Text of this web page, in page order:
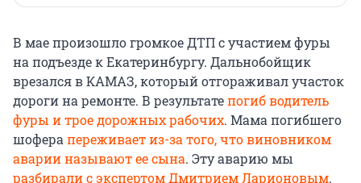
В мае произошло громкое ДТП с участием фуры
на подъезде к Екатеринбургу. Дальнобойщик
врезался в КАМАЗ, который отгораживал участок
дороги на ремонте. В результатепогиб водитель
фуры и трое дорожных рабочих. Мама погибшего
шофера переживает из-за того, что виновником
аварии называют ее сына. Эту аварию мы
разбирали с экспертом Дмитрием Ларионовым.